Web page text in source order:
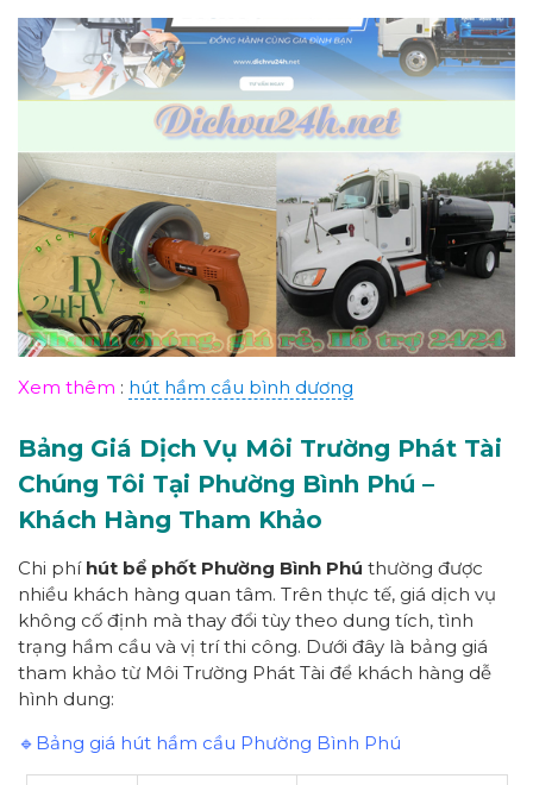
Xem thêm : hút hầm cầu bình dương
Bảng Giá Dịch Vụ Môi Trường Phát Tài
Chúng Tôi Tại Phường Bình Phú –
Khách Hàng Tham Khảo
Chi phí hút bể phốt Phường Bình Phú thường được
nhiều khách hàng quan tâm. Trên thực tế, giá dịch vụ
không cố định mà thay đổi tùy theo dung tích, tình
trạng hầm cầu và vị trí thi công. Dưới đây là bảng giá
tham khảo từ Môi Trường Phát Tài để khách hàng dễ
hình dung:
🔹Bảng giá hút hầm cầu Phường Bình Phú